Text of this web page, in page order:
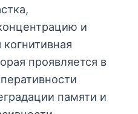
и
проявляется в
памяти и